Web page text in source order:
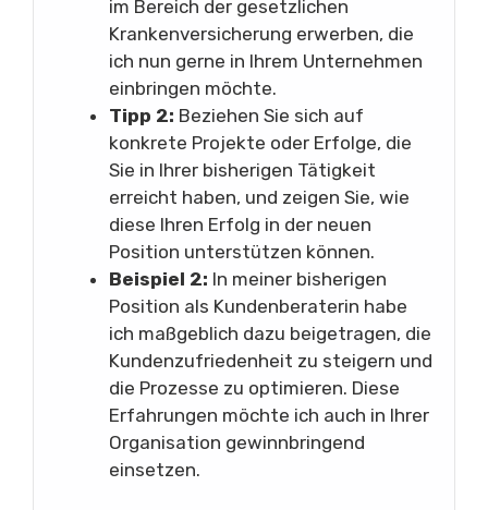
im Bereich der gesetzlichen
Krankenversicherung erwerben, die
ich nun gerne in Ihrem Unternehmen
einbringen möchte.
Tipp 2: Beziehen Sie sich auf
konkrete Projekte oder Erfolge, die
Sie in Ihrer bisherigen Tätigkeit
erreicht haben, und zeigen Sie, wie
diese Ihren Erfolg in der neuen
Position unterstützen können.
Beispiel 2: In meiner bisherigen
Position als Kundenberaterin habe
ich maßgeblich dazu beigetragen, die
Kundenzufriedenheit zu steigern und
die Prozesse zu optimieren. Diese
Erfahrungen möchte ich auch in Ihrer
Organisation gewinnbringend
einsetzen.